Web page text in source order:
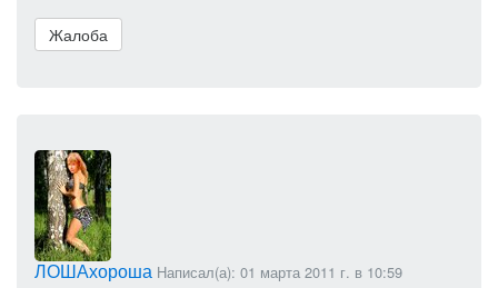
Жалоба
ЛОШАхороша Написал(а): 01 марта 2011 г. в 10:59